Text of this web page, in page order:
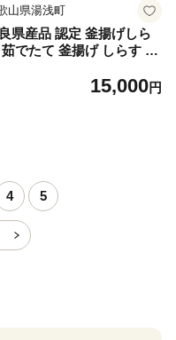
山県湯浅町
県産品 認定 釜揚げしら
でたて 釜揚げ しらす 無
産 海の幸 海鮮 魚介 紀州湯
15,000円
4 5